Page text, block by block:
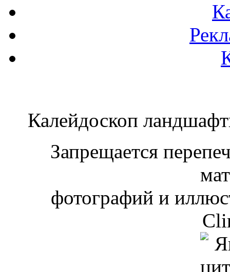
Калейдоскоп
Запрещается
фотографий и